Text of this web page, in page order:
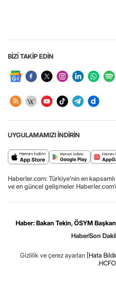
BİZİ TAKİP EDİN
UYGULAMAMIZI İNDİRİN
Haberler.com: Türkiye’nin en
ve en güncel gelişmeler
Haber: Bakan Tekin, ÖSYM
HaberSon
Gizlilik ve çerez ayarları [Hata